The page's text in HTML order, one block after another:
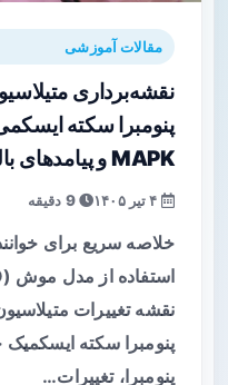
مقالات آموزشی
پنومبرا سکته
MAPK و پیامدهای بالینی احتمالی
9 دقیقه
خلاصه سریع برای
پنومبرا سکته
پنومبرا، تغییرات…